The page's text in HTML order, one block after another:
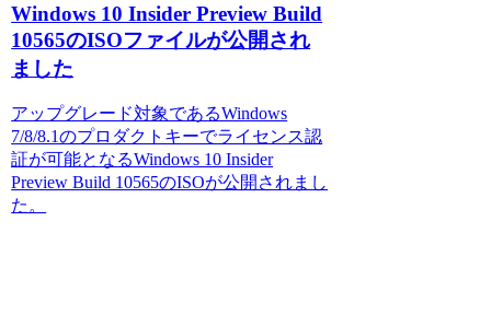
Windows 10 Insider Preview Build
10565のISOファイルが公開され
ました
アップグレード対象であるWindows
7/8/8.1のプロダクトキーでライセンス認
証が可能となるWindows 10 Insider
Preview Build 10565のISOが公開されまし
た。